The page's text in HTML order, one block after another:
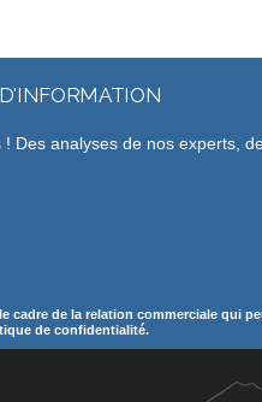
analyses de nos experts,
de la relation commerciale qui
de confidentialité.